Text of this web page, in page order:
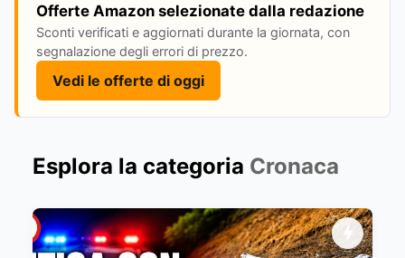
Offerte Amazon selezionate dalla redazione
Sconti verificati e aggiornati durante la giornata, con
segnalazione degli errori di prezzo.
Vedi le offerte di oggi
Esplora la categoria Cronaca